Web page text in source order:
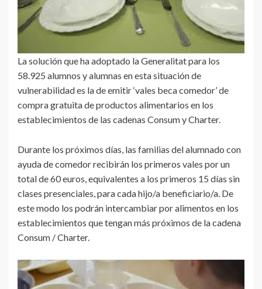
La solución que ha adoptado la Generalitat para los
58.925 alumnos y alumnas en esta situación de
vulnerabilidad es la de emitir ‘vales beca comedor’ de
compra gratuita de productos alimentarios en los
establecimientos de las cadenas Consum y Charter.
Durante los próximos días, las familias del alumnado con
ayuda de comedor recibirán los primeros vales por un
total de 60 euros, equivalentes a los primeros 15 días sin
clases presenciales, para cada hijo/a beneficiario/a. De
este modo los podrán intercambiar por alimentos en los
establecimientos que tengan más próximos de la cadena
Consum / Charter.